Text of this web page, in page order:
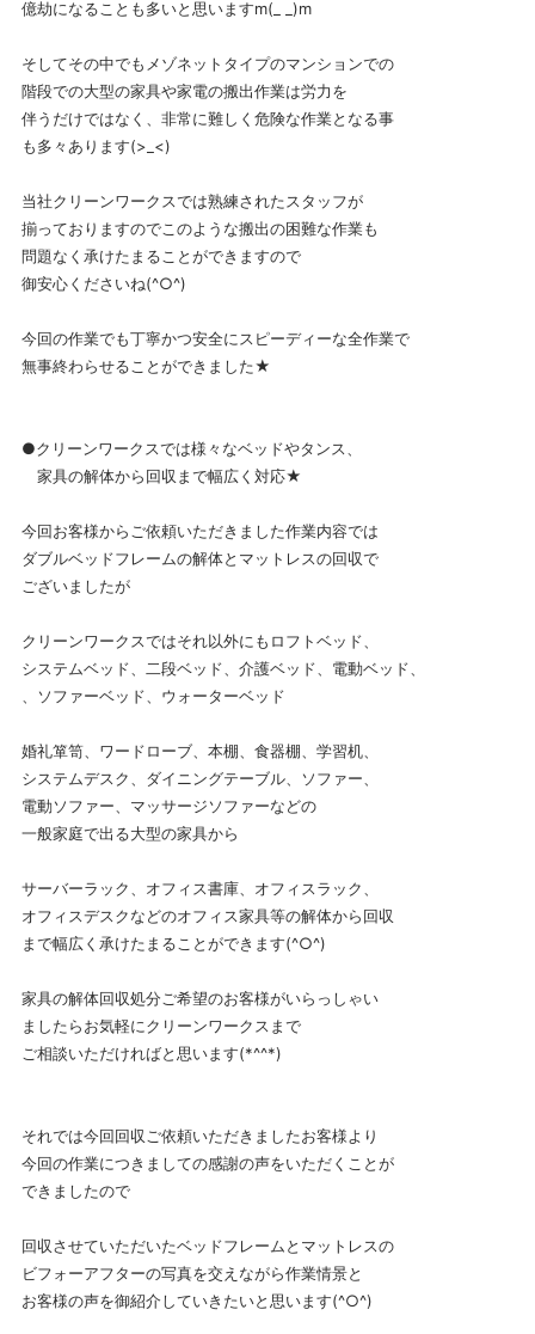
億劫になることも多いと思いますm(_ _)m
そしてその中でもメゾネットタイプのマンションでの
階段での大型の家具や家電の搬出作業は労力を
伴うだけではなく、非常に難しく危険な作業となる事
も多々あります(>_<)
当社クリーンワークスでは熟練されたスタッフが
揃っておりますのでこのような搬出の困難な作業も
問題なく承けたまることができますので
御安心くださいね(^○^)
今回の作業でも丁寧かつ安全にスピーディーな全作業で
無事終わらせることができました★
●クリーンワークスでは様々なベッドやタンス、
家具の解体から回収まで幅広く対応★
今回お客様からご依頼いただきました作業内容では
ダブルベッドフレームの解体とマットレスの回収で
ございましたが
クリーンワークスではそれ以外にもロフトベッド、
システムベッド、二段ベッド、介護ベッド、電動ベッド、
、ソファーベッド、ウォーターベッド
婚礼箪笥、ワードローブ、本棚、食器棚、学習机、
システムデスク、ダイニングテーブル、ソファー、
電動ソファー、マッサージソファーなどの
一般家庭で出る大型の家具から
サーバーラック、オフィス書庫、オフィスラック、
オフィスデスクなどのオフィス家具等の解体から回収
まで幅広く承けたまることができます(^○^)
家具の解体回収処分ご希望のお客様がいらっしゃい
ましたらお気軽にクリーンワークスまで
ご相談いただければと思います(*^^*)
それでは今回回収ご依頼いただきましたお客様より
今回の作業につきましての感謝の声をいただくことが
できましたので
回収させていただいたベッドフレームとマットレスの
ビフォーアフターの写真を交えながら作業情景と
お客様の声を御紹介していきたいと思います(^○^)